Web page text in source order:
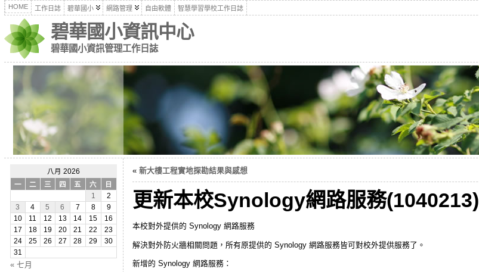
HOME 工作日誌 碧華國小 網路管理 自由軟體 智慧學習學校工作日誌
碧華國小資訊中心
碧華國小資訊管理工作日誌
八月 2026
一
二 三 四 五 六
日
1
2
3
4 5 6 7 8
9
10
11 12 13 14 15
16
17
18 19 20 21 22
23
24
25 26 27 28 29
30
31
« 七月
« 新大樓工程實地探勘結果與感想
更新本校Synology網路服務(1040213)
本校對外提供的 Synology 網路服務
解決對外防火牆相關問題，所有原提供的 Synology 網路服務皆可對校外提供服務了。
新增的 Synology 網路服務：